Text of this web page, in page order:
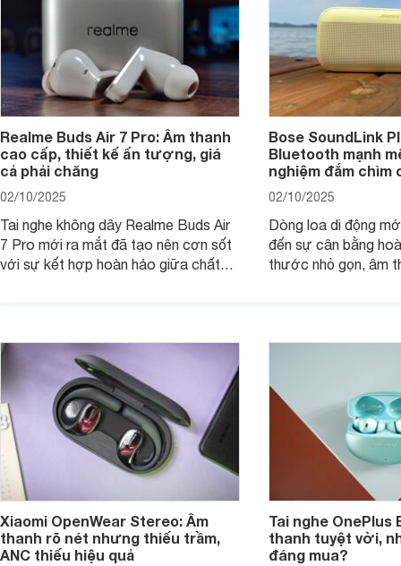
Realme Buds Air 7 Pro: Âm thanh
cao cấp, thiết kế ấn tượng, giá
cả phải chăng
02/10/2025
Tai nghe không dây Realme Buds Air
7 Pro mới ra mắt đã tạo nên cơn sốt
với sự kết hợp hoàn hảo giữa chất
Bose SoundLink
Bluetooth mạnh
nghiệm đắm chìm
02/10/2025
Dòng loa di động
đến sự cân bằng
thước nhỏ gọn, âm
Xiaomi OpenWear Stereo: Âm
thanh rõ nét nhưng thiếu trầm,
ANC thiếu hiệu quả
Tai nghe OnePlus
thanh tuyệt vời,
đáng mua?